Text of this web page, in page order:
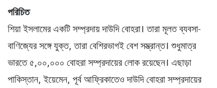
পরিচিত
শিয়া ইসলামের একটি সম্প্রদায় দাউদি বোহরা। তারা মূলত ব্যবসা-
বাণিজ্যের সঙ্গে যুক্ত, তারা বেশিরভাগই বেশ সম্ভ্রান্ত। শুধুমাত্র
ভারতে ৫,০০,০০০ বোহরা সম্প্রদায়ের লোক রয়েছেন। এছাড়া
পাকিস্তান, ইয়েমেন, পূর্ব আফ্রিকাতেও দাউদি বোহরা সম্প্রদায়ের